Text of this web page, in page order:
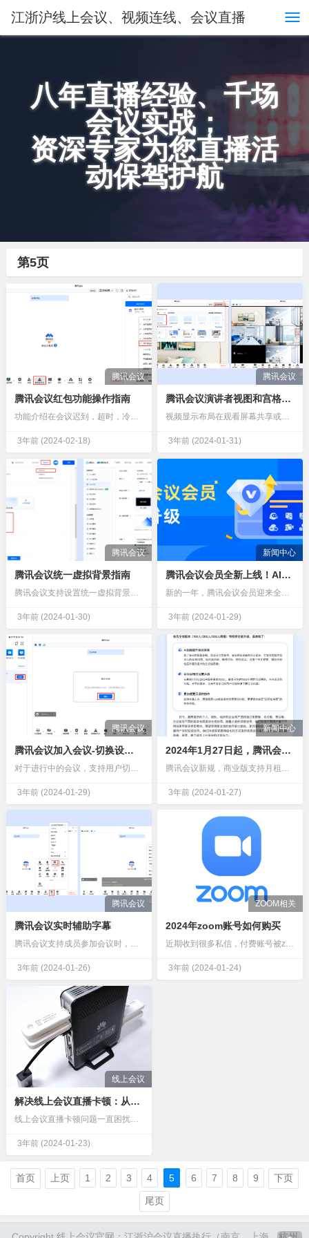
江浙沪线上会议、视频连线、会议直播
八年直播经验、千场
会议实战；
资深专家为您直播活
动保驾护航
第5页
腾讯会议
腾讯会议红包功能操作指南
功能介绍在会议迟到，超时，冷场，跑题等场景下，可以使用红包活跃气氛。使用条件登录用户：免费版、会员、商业版、企业版用户。版本要求：客户端1.6.5及以上版本。系统要求：iOS/Android。一、如何…
3年前 (2024-02-18)
腾讯会议
腾讯会议演讲者视图和宫格布局
视频显示布局在观看屏幕共享或视频时，两种不同的视频画面布局样式，方便您聚焦在想要观看的内容上。系统要求Windows/macOS/iOS/Android。如何设置宫格视图和演讲者视图使用桌面端入会的参…
3年前 (2024-01-31)
腾讯会议
​腾讯会议统一虚拟背景指南
3年前 (2024-01-30)
新闻中心
腾讯会议会员全新上线！AI加持、更大功能梯度，畅享20+特权！
3年前 (2024-01-29)
腾讯会议
腾讯会议加入会议-切换设备指南
3年前 (2024-01-29)
新闻中心
2024年1月27日起，腾讯会议会员能力升级与折扣调整正式生效，请您关注。
3年前 (2024-01-27)
腾讯会议
腾讯会议实时辅助字幕
腾讯会议支持成员参加会议时，开启实时辅助字幕，将会自动识别会议中的语音内容，为用户实时展示文本。推荐人群及场景商务会谈：实时转写会议内容，告别会后整理。头脑风暴：实时转写讨论灵感，记录奇思妙想。线上培…
3年前 (2024-01-26)
ZOOM相关
2024年zoom账号如何购买
近期收到很多私信，付费账号被zoom封停，原来的售卖方出现拉黑联系不上等情况。原因：1、原国内zoom账号非正式渠道很多较杂，zoom自2023年1月起加强对zoom账号的审核。2、如果账号是自行去官…
3年前 (2024-01-24)
线上会议
解决线上会议直播卡顿：从根源到解决方案的全面指南
线上会议直播卡顿问题一直困扰着许多企业和团队，尤其是在重要的会议中，频繁的卡顿不仅影响了会议的顺利进行，还可能导致重要信息的丢失。如果你因为这个问题被老板扣了工资，那么你需要认真对待这个问题，并寻求专…
3年前 (2024-01-23)
首页 上页 1 2 3 4 5 6 7 8 9 下页
尾页